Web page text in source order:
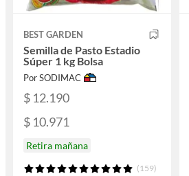
BEST GARDEN
Semilla de Pasto Estadio
Súper 1 kg Bolsa
Por SODIMAC
$ 12.190
$ 10.971
Retira mañana
(159)